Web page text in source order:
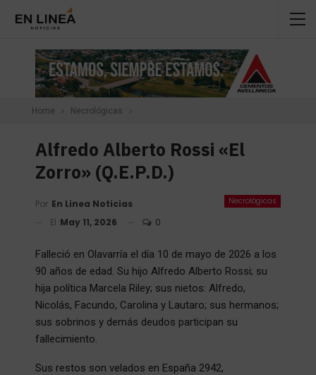
Home Necrológicas
Alfredo Alberto Rossi «El
Zorro» (Q.E.P.D.)
Necrológicas
Por En Linea Noticias
El May 11, 2026 0
Falleció en Olavarría el día 10 de mayo de 2026 a los
90 años de edad. Su hijo Alfredo Alberto Rossi; su
hija política Marcela Riley; sus nietos: Alfredo,
Nicolás, Facundo, Carolina y Lautaro; sus hermanos;
sus sobrinos y demás deudos participan su
fallecimiento.
Sus restos son velados en España 2942,